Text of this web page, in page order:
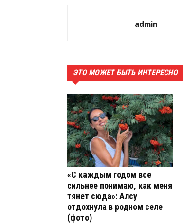
admin
ЭТО МОЖЕТ БЫТЬ ИНТЕРЕСНО
«С каждым годом все
сильнее понимаю, как меня
тянет сюда»: Алсу
отдохнула в родном селе
(фото)